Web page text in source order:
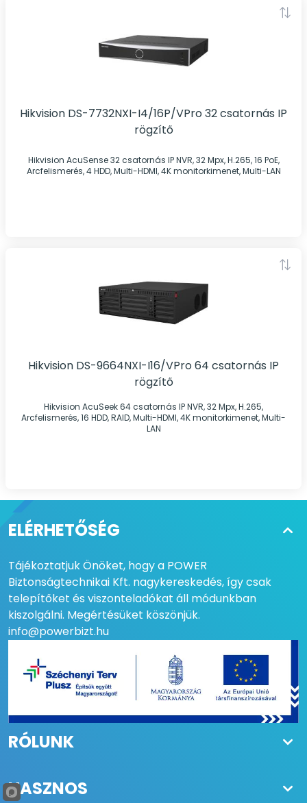
Hikvision DS-7732NXI-I4/16P/VPro 32 csatornás IP
rögzítő
Hikvision AcuSense 32 csatornás IP NVR, 32 Mpx, H.265, 16 PoE,
Arcfelismerés, 4 HDD, Multi-HDMI, 4K monitorkimenet, Multi-LAN
Hikvision DS-9664NXI-I16/VPro 64 csatornás IP
rögzítő
Hikvision AcuSeek 64 csatornás IP NVR, 32 Mpx, H.265,
Arcfelismerés, 16 HDD, RAID, Multi-HDMI, 4K monitorkimenet, Multi-
LAN
ELÉRHETŐSÉG
Tájékoztatjuk Önöket, hogy a POWER
Biztonságtechnikai Kft. nagykereskedés, így csak
telepítőket és viszonteladókat áll módunkban
kiszolgálni. Megértésüket köszönjük.
info@powerbizt.hu
RÓLUNK
HASZNOS